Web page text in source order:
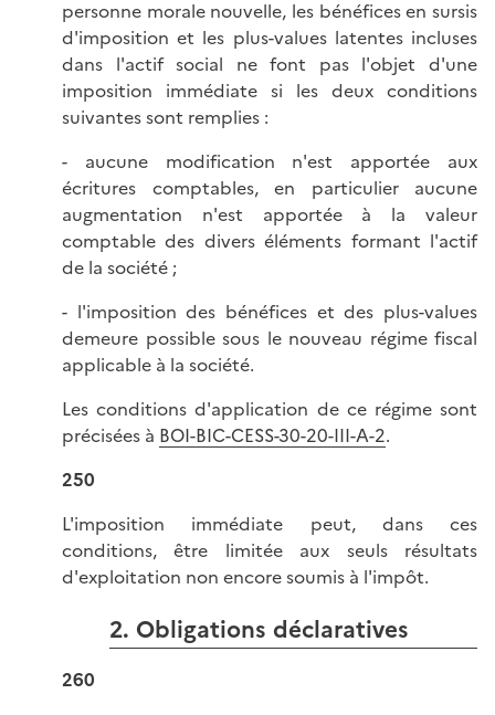
personne morale nouvelle, les bénéfices en sursis
d'imposition et les plus-values latentes incluses
dans l'actif social ne font pas l'objet d'une
imposition immédiate si les deux conditions
suivantes sont remplies :
- aucune modification n'est apportée aux
écritures comptables, en particulier aucune
augmentation n'est apportée à la valeur
comptable des divers éléments formant l'actif
de la société ;
- l'imposition des bénéfices et des plus-values
demeure possible sous le nouveau régime fiscal
applicable à la société.
Les conditions d'application de ce régime sont
précisées à BOI-BIC-CESS-30-20-III-A-2.
250
L'imposition immédiate peut, dans ces
conditions, être limitée aux seuls résultats
d'exploitation non encore soumis à l'impôt.
2. Obligations déclaratives
260